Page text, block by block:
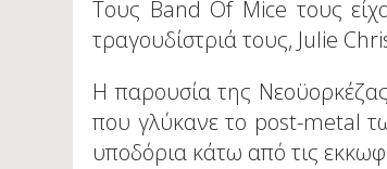
Τους Band Of Mice τους
τραγουδίστριά τους, Julie
Η παρουσία της
που γλύκανε το post-metal
υποδόρια κάτω από τις